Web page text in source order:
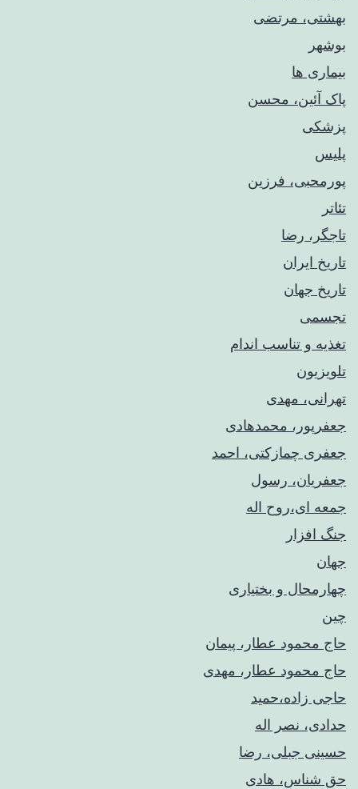
بهشتی، مرتضی
بوشهر
بیماری ها
پاک آئین، محسن
پزشکی
پلیس
پورمحبی، فرزین
تئاتر
تاجگر، رضا
تاریخ ایران
تاریخ جهان
تجسمی
تغذیه و تناسب اندام
تلویزیون
تهرانی، مهدی
جعفرپور، محمدهادی
جعفری چمازکتی، احمد
جعفریان، رسول
جمعه ای،روح اله
جنگ افزار
جهان
چهارمحال و بختیاری
چین
حاج محمود عطار، پیمان
حاج محمود عطار، مهدی
حاجی زاده،حمید
حدادی، نصر اله
حسینی جبلی، رضا
حق شناس، هادی